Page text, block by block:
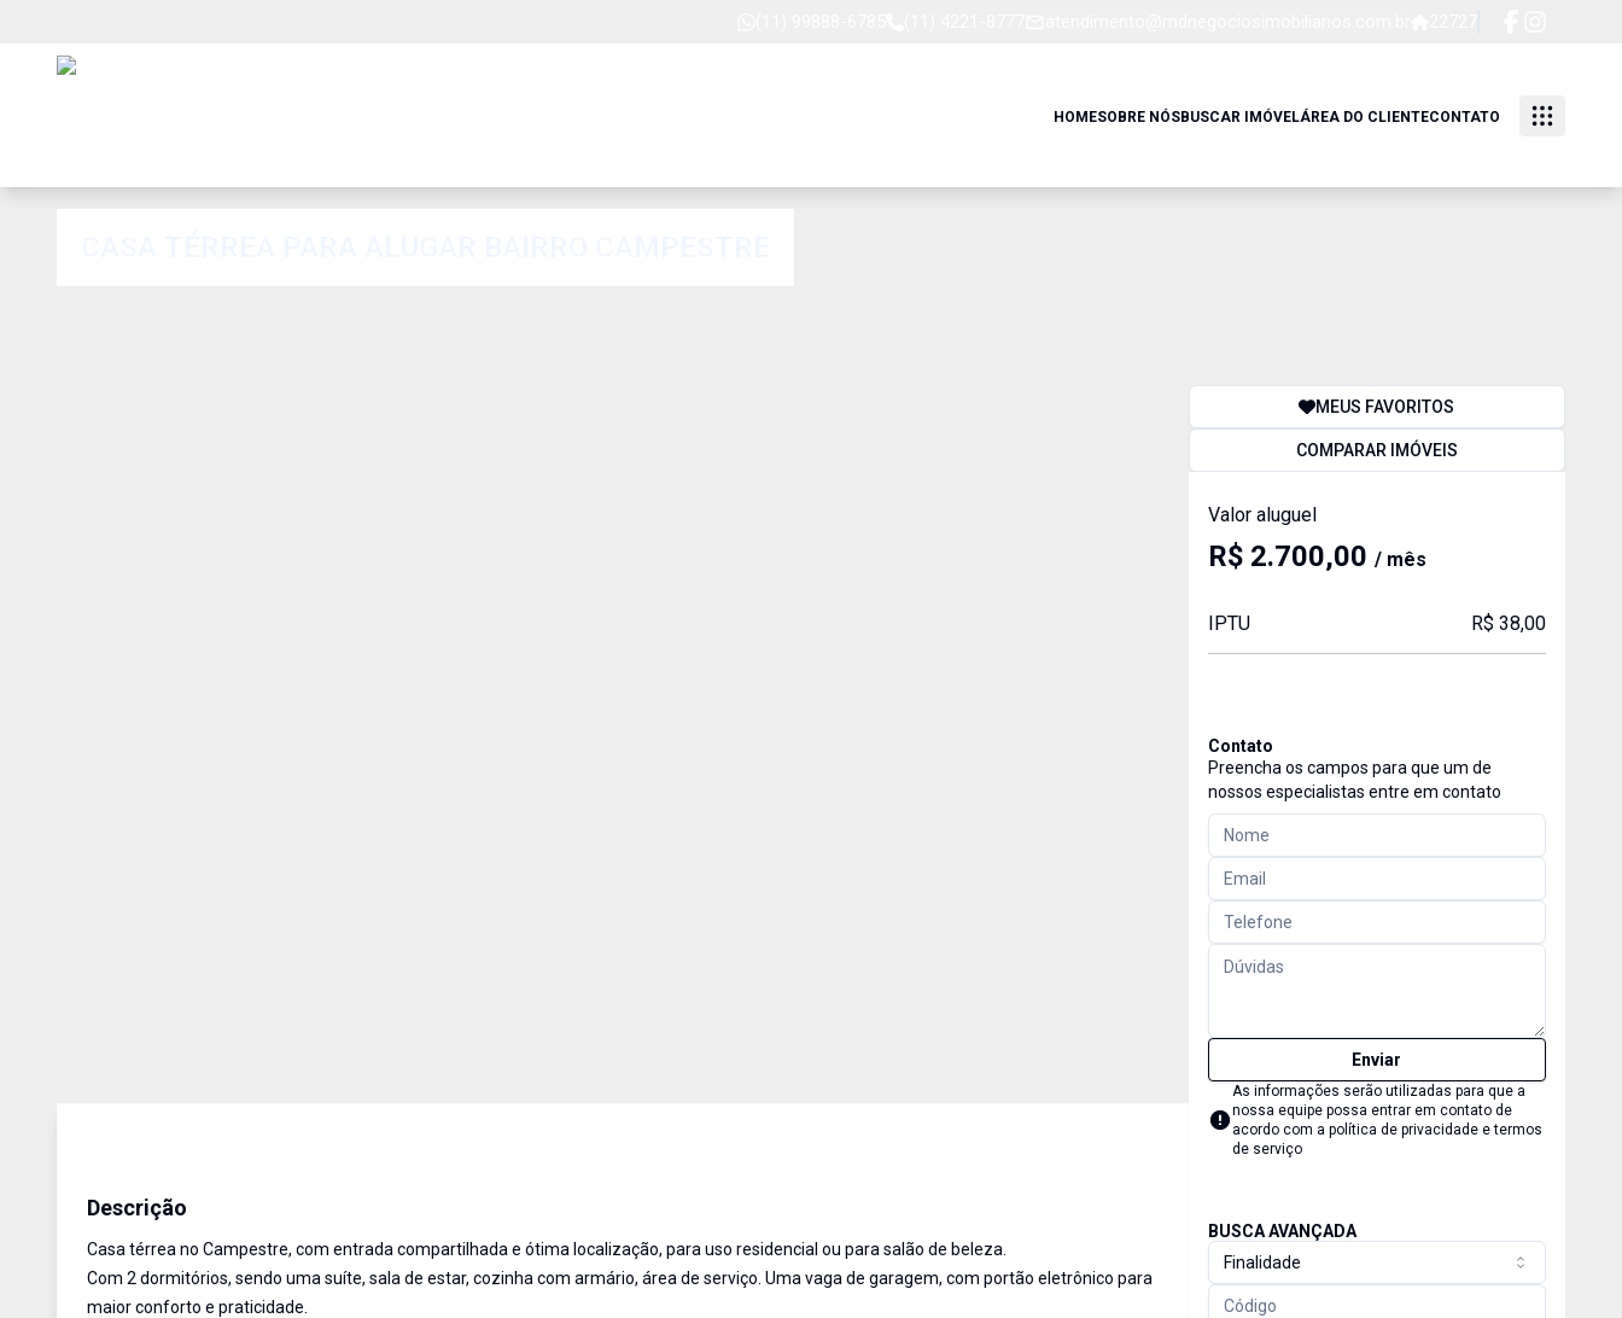
HOMESOBRE NÓSBUSCAR IMÓVELÁREA DO CLIENTECONTATO
Descrição
Casa térrea no Campestre, com entrada compartilhada e ótima localização, para uso residencial ou para salão de beleza.
Com 2 dormitórios, sendo uma suíte, sala de estar, cozinha com armário, área de serviço. Uma vaga de garagem, com portão eletrônico para
maior conforto e praticidade.
MEUS FAVORITOS
COMPARAR IMÓVEIS
Valor aluguel
R$ 2.700,00 / mês
IPTU R$ 38,00
Contato
Preencha os campos para que um de
nossos especialistas entre em contato
Enviar
As informações serão utilizadas para que a
nossa equipe possa entrar em contato de
acordo com a política de privacidade e termos
de serviço
BUSCA AVANÇADA
Finalidade